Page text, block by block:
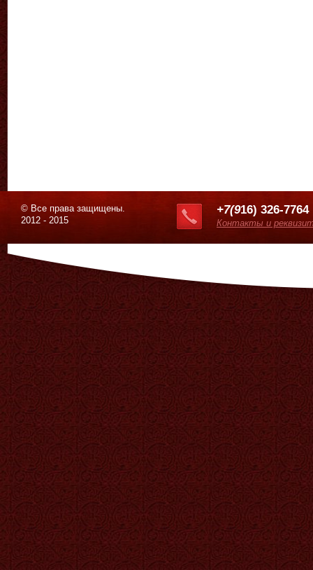
© Все права защищены.
2012 - 2015
+7(916) 326-7764
Контакты и